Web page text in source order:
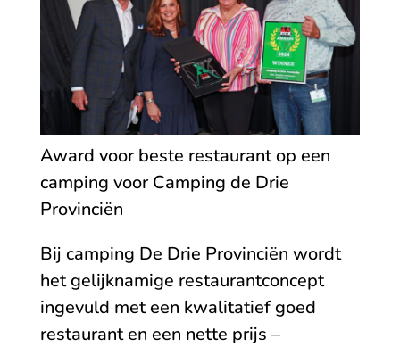
Award voor beste restaurant op een
camping voor Camping de Drie
Provinciën
Bij camping De Drie Provinciën wordt
het gelijknamige restaurantconcept
ingevuld met een kwalitatief goed
restaurant en een nette prijs –